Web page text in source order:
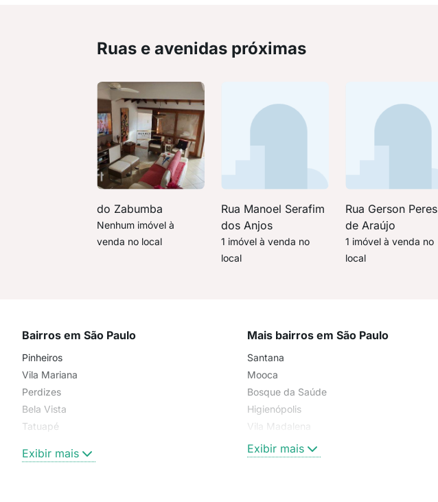
Ruas e avenidas próximas
do Zabumba
Nenhum imóvel à
venda no local
Rua Manoel Serafim
dos Anjos
1 imóvel à venda no
local
Rua Gerson Peres
de Araújo
1 imóvel à venda no
local
Bairros em São Paulo
Pinheiros
Vila Mariana
Perdizes
Bela Vista
Tatuapé
Centro
Exibir mais
Mais bairros em São Paulo
Santana
Mooca
Bosque da Saúde
Higienópolis
Vila Madalena
Exibir mais